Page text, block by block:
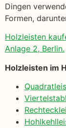
Dingen
Formen,
Holzleisten
Anlage 2, Berlin.
Holzleisten im